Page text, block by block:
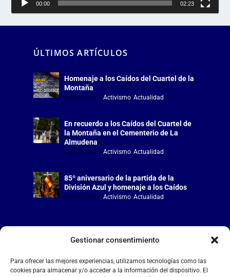
Gestionar consentimiento
Para ofrecer las mejores experiencias, utilizamos tecnologías como las
cookies para almacenar y/o acceder a la información del dispositivo. El
00:00 02:23
ÚLTIMOS ARTÍCULOS
Homenaje a los Caídos del Cuartel de la
Montaña
Jul 18, 2026 Activismo, Actualidad
En recuerdo a los Caídos del Cuartel de
la Montaña en el Cementerio de La
Almudena
Jul 18, 2026 Activismo, Actualidad
85º aniversario de la partida de la
División Azul y homenaje a los Caídos
Jul 15, 2026 Activismo, Actualidad
LA FALANGE